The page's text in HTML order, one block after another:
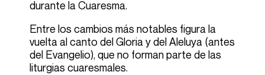
durante la Cuaresma.
Entre los cambios más notables figura la
vuelta al canto del Gloria y del Aleluya (antes
del Evangelio), que no forman parte de las
liturgias cuaresmales.